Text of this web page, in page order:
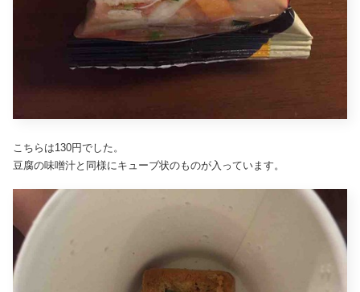
こちらは130円でした。
豆腐の味噌汁と同様にキューブ状のものが入っています。